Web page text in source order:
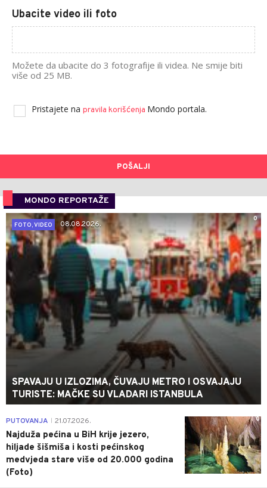
Ubacite video ili foto
Možete da ubacite do 3 fotografije ili videa. Ne smije biti
više od 25 MB.
Pristajete na pravila korišćenja Mondo portala.
POŠALJI
MONDO REPORTAŽE
0
FOTO, VIDEO
08.08.2026.
SPAVAJU U IZLOZIMA, ČUVAJU METRO I OSVAJAJU
TURISTE: MAČKE SU VLADARI ISTANBULA
0
PUTOVANJA 21.07.2026.
Najduža pećina u BiH krije jezero,
hiljade šišmiša i kosti pećinskog
medvjeda stare više od 20.000 godina
(Foto)